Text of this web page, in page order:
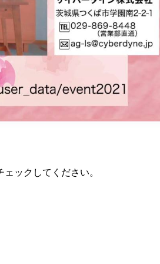
ックしてください。